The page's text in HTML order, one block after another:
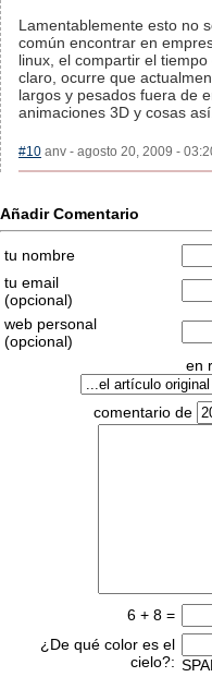
Lamentablemente esto no
común encontrar en
linux, el compartir el
claro, ocurre que
largos y pesados fuera de
animaciones 3D y cosas así.
#10 anv - agosto 20, 2009 -
Añadir Comentario
tu nombre
tu email
(opcional)
web personal
(opcional)
en
comentario de
6 + 8 =
¿De qué color es el
cielo?: